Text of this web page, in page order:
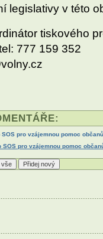
legislativy v této
tiskového
777 159 352
pro vzájemnou pomoc
SOS pro vzájemnou pomoc